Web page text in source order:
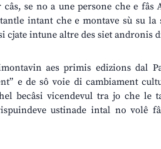
se no a une persone che e fâs
intant che e montave sù su
cjate intune altre des siet andronis
aes primis edizions dal
e de sô voie di cambiament
becâsi vicendevul tra jo che le
ustinade intal no volê